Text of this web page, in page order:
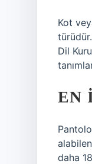
Kot
Dil
EN
daha